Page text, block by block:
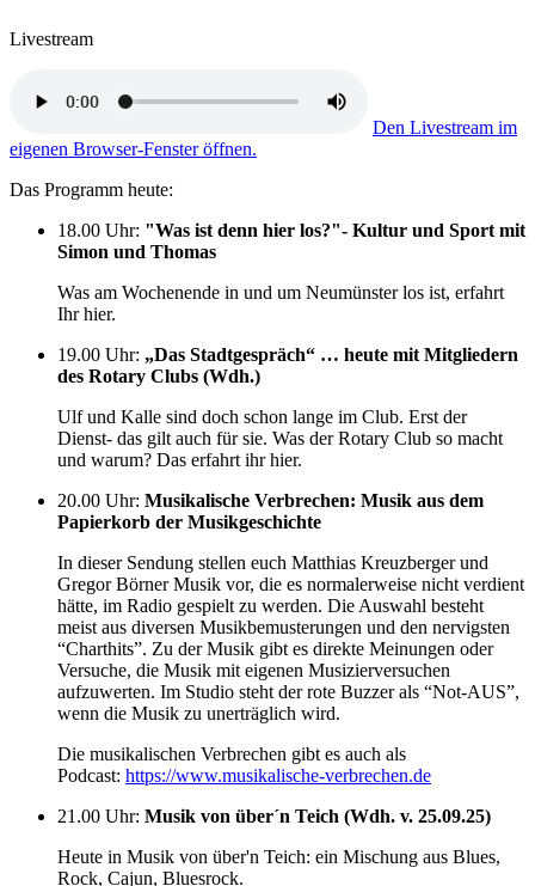
Livestream
Den Livestream im
eigenen Browser-Fenster öffnen.
Das Programm heute:
18.00 Uhr: "Was ist denn hier los?"- Kultur und Sport mit
Simon und Thomas
Was am Wochenende in und um Neumünster los ist, erfahrt
Ihr hier.
19.00 Uhr: „Das Stadtgespräch“ … heute mit Mitgliedern
des Rotary Clubs (Wdh.)
Ulf und Kalle sind doch schon lange im Club. Erst der
Dienst- das gilt auch für sie. Was der Rotary Club so macht
und warum? Das erfahrt ihr hier.
20.00 Uhr: Musikalische Verbrechen: Musik aus dem
Papierkorb der Musikgeschichte
In dieser Sendung stellen euch Matthias Kreuzberger und
Gregor Börner Musik vor, die es normalerweise nicht verdient
hätte, im Radio gespielt zu werden. Die Auswahl besteht
meist aus diversen Musikbemusterungen und den nervigsten
“Charthits”. Zu der Musik gibt es direkte Meinungen oder
Versuche, die Musik mit eigenen Musizierversuchen
aufzuwerten. Im Studio steht der rote Buzzer als “Not-AUS”,
wenn die Musik zu unerträglich wird.
Die musikalischen Verbrechen gibt es auch als
Podcast: https://www.musikalische-verbrechen.de
21.00 Uhr: Musik von über´n Teich (Wdh. v. 25.09.25)
Heute in Musik von über'n Teich: ein Mischung aus Blues,
Rock, Cajun, Bluesrock.